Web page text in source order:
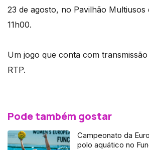
23 de agosto, no Pavilhão Multiusos
11h00.
Um jogo que conta com
RTP.
Pode também gostar
Campeonato da
polo aquático no